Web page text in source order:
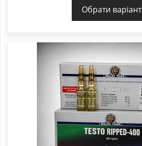
Обрати варіант